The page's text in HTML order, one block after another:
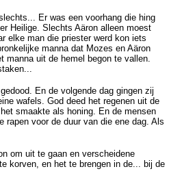
Er was een voorhang die hing
Heilige. Slechts Aäron alleen moest
elke man die priester werd kon iets
manna dat Mozes en Aäron
manna uit de hemel begon te vallen.
En de volgende dag gingen zij
wafels. God deed het regenen uit de
smaakte als honing. En de mensen
rapen voor de duur van die ene dag. Als
om uit te gaan en verscheidene
korven, en het te brengen in de... bij de